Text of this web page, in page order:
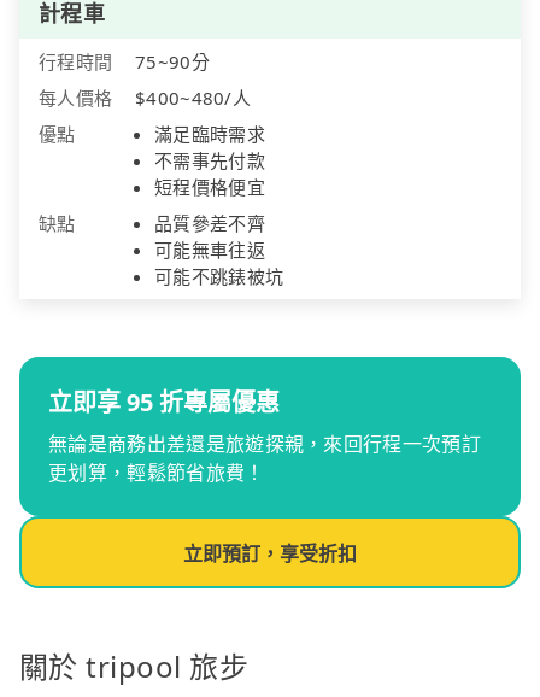
計程車
行程時間
75~90分
每人價格
$400~480/人
優點
滿足臨時需求
不需事先付款
短程價格便宜
缺點
品質參差不齊
可能無車往返
可能不跳錶被坑
立即享 95 折專屬優惠
無論是商務出差還是旅遊探親，來回行程一次預訂
更划算，輕鬆節省旅費！
立即預訂，享受折扣
關於 tripool 旅步